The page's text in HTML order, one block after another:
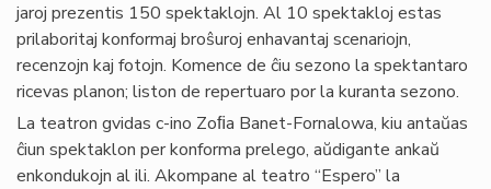
jaroj prezentis 150 spektaklojn. Al 10 spektakloj estas
prilaboritaj konformaj broŝuroj enhavantaj scenariojn,
recenzojn kaj fotojn. Komence de ĉiu sezono la spektantaro
ricevas planon; liston de repertuaro por la kuranta sezono.
La teatron gvidas c-ino Zoﬁa Banet-Fornalowa, kiu antaŭas
ĉiun spektaklon per konforma prelego, aŭdigante ankaŭ
enkondukojn al ili. Akompane al teatro “Espero” la